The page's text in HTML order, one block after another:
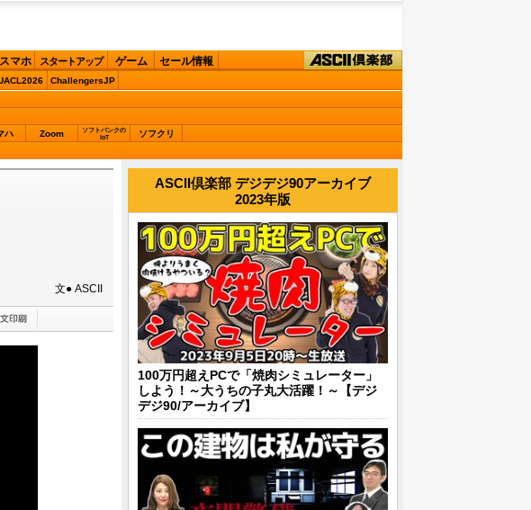
スマホ スタートアップ ゲーム セール情報
ChallengersJP
ハ Zoom
ソフトバンクの
IoT
ソフクリ
文● ASCII
ASCII倶楽部 デジデジ90アーカイブ
2023年版
100万円超えPCで「焼肉シミュレーター」
しよう！～大うちの子丸大活躍！～【デジ
デジ90/アーカイブ】